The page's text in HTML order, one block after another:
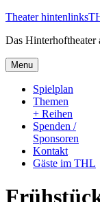
Skip
content
Theater hintenlinks
Das Hinterhoftheater
Menu
Spielplan
Themen
+ Reihen
Spenden /
Sponsoren
Kontakt
Gäste im THL